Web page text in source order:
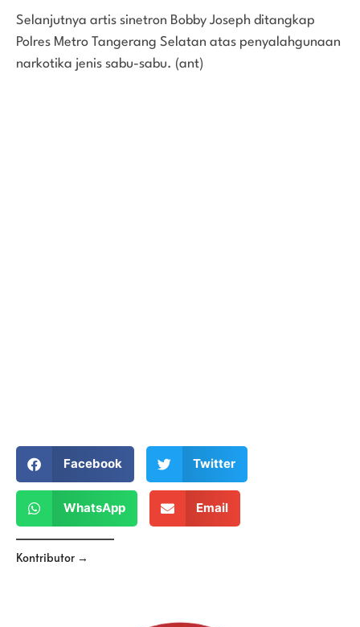
Selanjutnya artis sinetron Bobby Joseph ditangkap
Polres Metro Tangerang Selatan atas penyalahgunaan
narkotika jenis sabu-sabu. (ant)
Facebook Twitter
WhatsApp Email
Kontributor →